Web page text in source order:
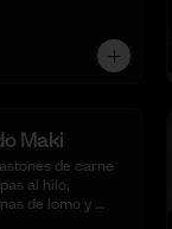
Maki
de carne
al hilo,
de lomo y